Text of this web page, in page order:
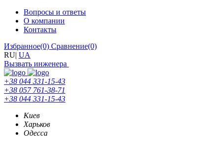
Вопросы и ответы
О компании
Контакты
Избранное(0) Сравнение(0)
RU| UA
Вызвать инженера
+38 044 331-15-43
+38 057 761-38-71
+38 044 331-15-43
Киев
Харьков
Одесса